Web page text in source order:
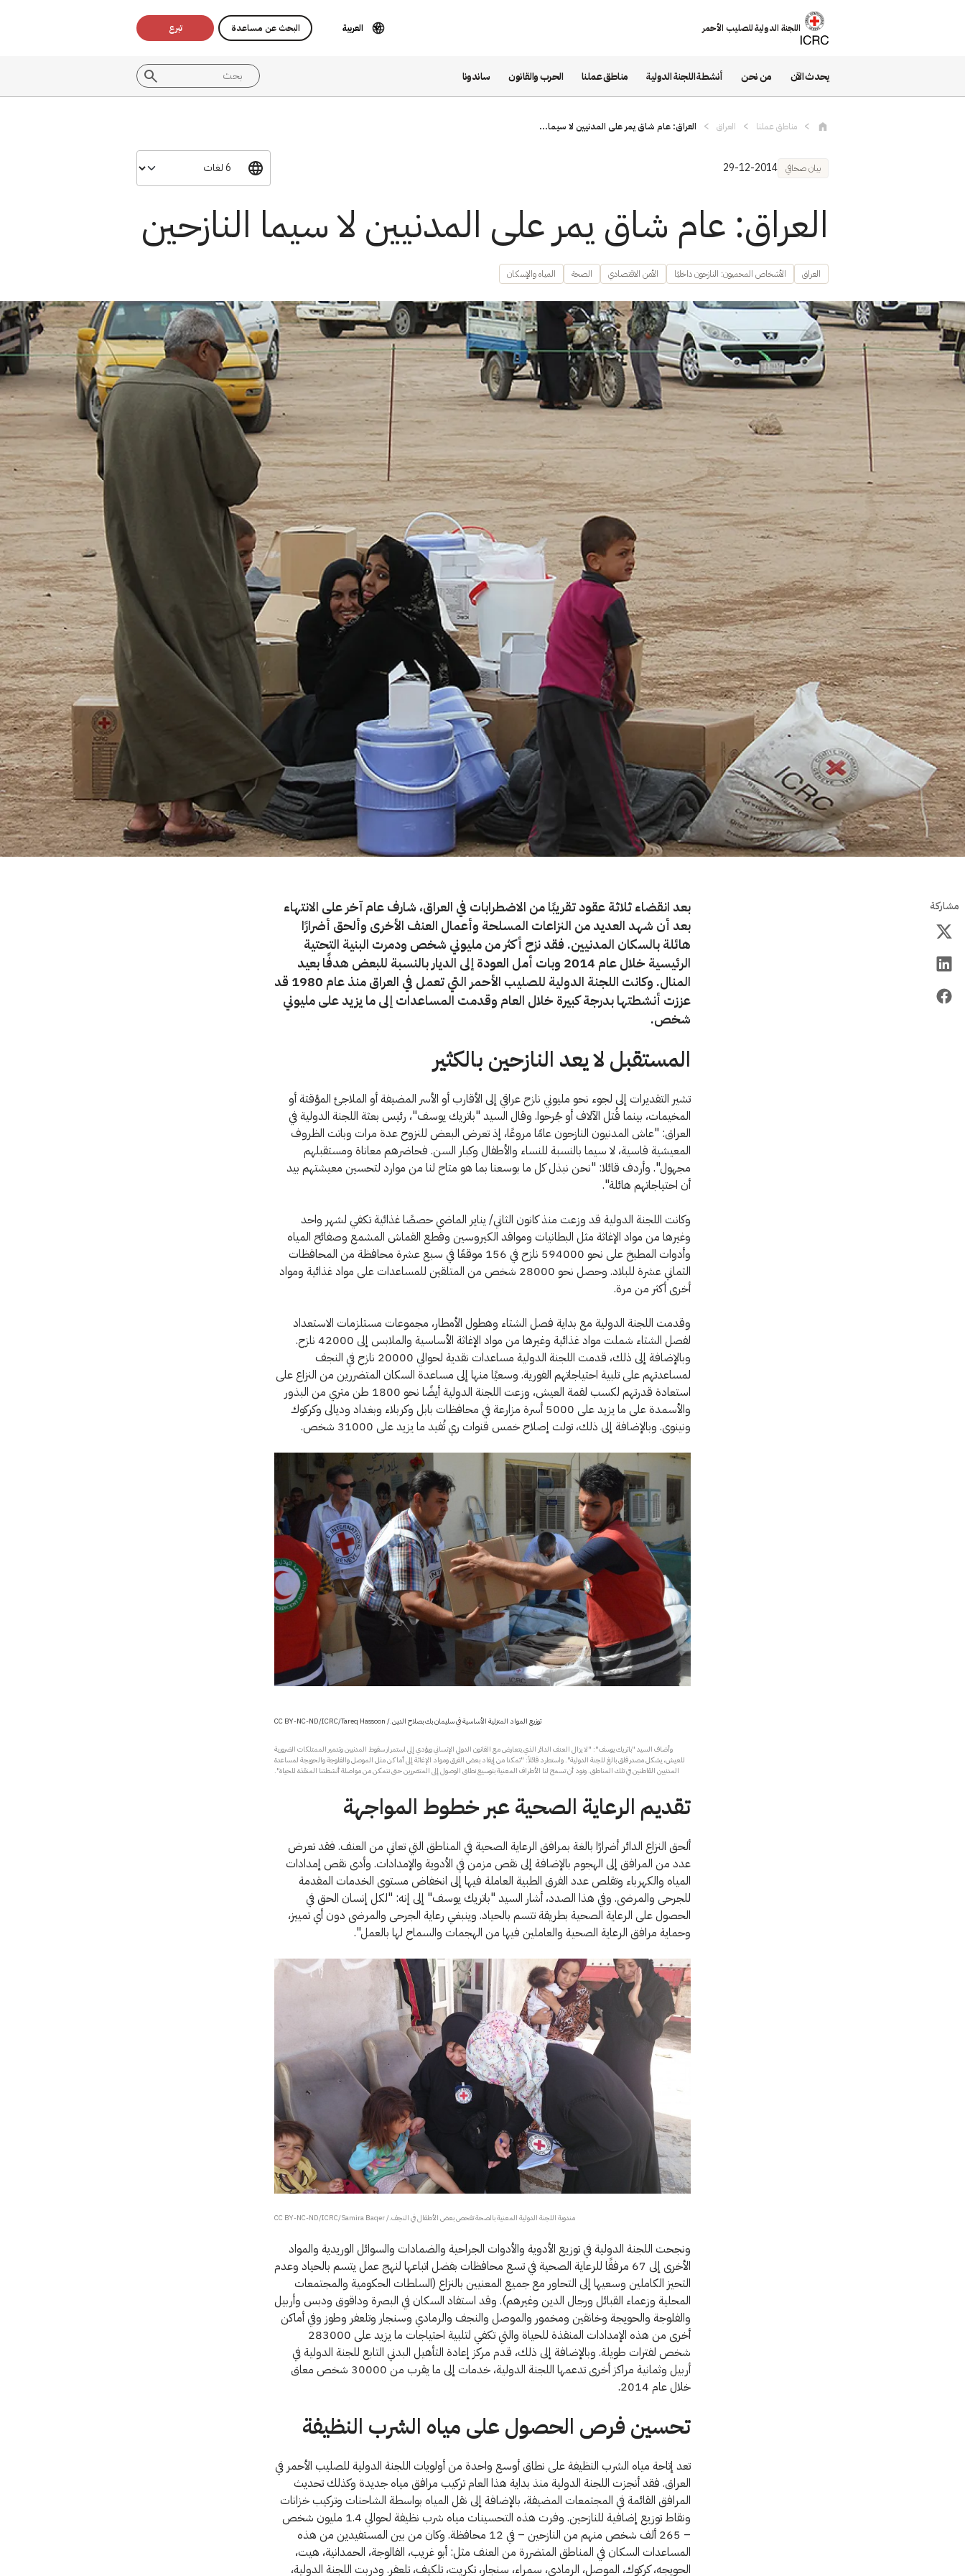
اللجنة الدولية للصليب الأحمر العربية البحث عن مساعدة تبرع
يحدث الآن من نحن أنشطة اللجنة الدولية مناطق عملنا الحرب والقانون ساندونا
مناطق عملنا العراق العراق: عام شاق يمر على المدنيين لا سيما...
بيان صحافي 29-12-2014
العراق: عام شاق يمر على المدنيين لا سيما النازحين
العراق الأشخاص المحميون: النازحون داخليًا الأمن الاقتصادي الصحة المياه والإسكان
مشاركة
بعد انقضاء ثلاثة عقود تقريبًا من الاضطرابات في العراق، شارف عام آخر على الانتهاء
بعد أن شهد العديد من النزاعات المسلحة وأعمال العنف الأخرى وألحق أضرارًا
هائلة بالسكان المدنيين. فقد نزح أكثر من مليوني شخص ودمرت البنية التحتية
الرئيسية خلال عام 2014 وبات أمل العودة إلى الديار بالنسبة للبعض هدفًا بعيد
المنال. وكانت اللجنة الدولية للصليب الأحمر التي تعمل في العراق منذ عام 1980 قد
عززت أنشطتها بدرجة كبيرة خلال العام وقدمت المساعدات إلى ما يزيد على مليوني
شخص.
المستقبل لا يعد النازحين بالكثير
تشير التقديرات إلى لجوء نحو مليوني نازح عراقي إلى الأقارب أو الأسر المضيفة أو الملاجئ المؤقتة أو
المخيمات، بينما قُتل الآلاف أو جُرحوا. وقال السيد "باتريك يوسف"، رئيس بعثة اللجنة الدولية في
العراق: "عاش المدنيون النازحون عامًا مروعًا، إذ تعرض البعض للنزوح عدة مرات وباتت الظروف
المعيشية قاسية، لا سيما بالنسبة للنساء والأطفال وكبار السن. فحاضرهم معاناة ومستقبلهم
مجهول". وأردف قائلا: "نحن نبذل كل ما بوسعنا بما هو متاح لنا من موارد لتحسين معيشتهم بيد
أن احتياجاتهم هائلة".
وكانت اللجنة الدولية قد وزعت منذ كانون الثاني/ يناير الماضي حصصًا غذائية تكفي لشهر واحد
وغيرها من مواد الإغاثة مثل البطانيات ومواقد الكيروسين وقطع القماش المشمع وصفائح المياه
وأدوات المطبخ على نحو 594000 نازح في 156 موقعًا في سبع عشرة محافظة من المحافظات
الثماني عشرة للبلاد. وحصل نحو 28000 شخص من المتلقين للمساعدات على مواد غذائية ومواد
أخرى أكثر من مرة.
وقدمت اللجنة الدولية مع بداية فصل الشتاء وهطول الأمطار، مجموعات مستلزمات الاستعداد
لفصل الشتاء شملت مواد غذائية وغيرها من مواد الإغاثة الأساسية والملابس إلى 42000 نازح.
وبالإضافة إلى ذلك، قدمت اللجنة الدولية مساعدات نقدية لحوالي 20000 نازح في النجف
لمساعدتهم على تلبية احتياجاتهم الفورية. وسعيًا منها إلى مساعدة السكان المتضررين من النزاع على
استعادة قدرتهم لكسب لقمة العيش، وزعت اللجنة الدولية أيضًا نحو 1800 طن متري من البذور
والأسمدة على ما يزيد على 5000 أسرة مزارعة في محافظات بابل وكربلاء وبغداد وديالى وكركوك
ونينوى. وبالإضافة إلى ذلك، تولت إصلاح خمس قنوات ري تُفيد ما يزيد على 31000 شخص.
توزيع المواد المنزلية الأساسية في سليمان بك بصلاح الدين./ CC BY-NC-ND/ICRC/Tareq Hassoon
وأضاف السيد "باتريك يوسف": "لا يزال العنف الدائر الذي يتعارض مع القانون الدولي الإنساني ويؤدي إلى استمرار سقوط المدنيين وتدمير الممتلكات الضرورية
للعيش، يشكل مصدر قلق بالغ للجنة الدولية". واستطرد قائلاً: "تمكنا من إيفاد بعض الفرق ومواد الإغاثة إلى أماكن مثل الموصل والفلوجة والحويجة لمساعدة
المدنيين القاطنين في تلك المناطق. ونود أن تسمح لنا الأطراف المعنية بتوسيع نطاق الوصول إلى المتضررين حتى نتمكن من مواصلة أنشطتنا المنقذة للحياة".
تقديم الرعاية الصحية عبر خطوط المواجهة
ألحق النزاع الدائر أضرارًا بالغة بمرافق الرعاية الصحية في المناطق التي تعاني من العنف. فقد تعرض
عدد من المرافق إلى الهجوم بالإضافة إلى نقص مزمن في الأدوية والإمدادات. وأدى نقص إمدادات
المياه والكهرباء وتقلص عدد الفرق الطبية العاملة فيها إلى انخفاض مستوى الخدمات المقدمة
للجرحى والمرضى. وفي هذا الصدد، أشار السيد "باتريك يوسف" إلى إنه: "لكل إنسان الحق في
الحصول على الرعاية الصحية بطريقة تتسم بالحياد. وينبغي رعاية الجرحى والمرضى دون أي تمييز،
وحماية مرافق الرعاية الصحية والعاملين فيها من الهجمات والسماح لها بالعمل".
مندوبة اللجنة الدولية المعنية بالصحة تفحص بعض الأطفال في النجف./ CC BY-NC-ND/ICRC/Samira Baqer
ونجحت اللجنة الدولية في توزيع الأدوية والأدوات الجراحية والضمادات والسوائل الوريدية والمواد
الأخرى إلى 67 مرفقًا للرعاية الصحية في تسع محافظات بفضل اتباعها لنهج عمل يتسم بالحياد وعدم
التحيز الكاملين وسعيها إلى التحاور مع جميع المعنيين بالنزاع (السلطات الحكومية والمجتمعات
المحلية وزعماء القبائل ورجال الدين وغيرهم). وقد استفاد السكان في البصرة وداقوق ودبس وأربيل
والفلوجة والحويجة وخانقين ومخمور والموصل والنجف والرمادي وسنجار وتلعفر وطوز وفي أماكن
أخرى من هذه الإمدادات المنقذة للحياة والتي تكفي لتلبية احتياجات ما يزيد على 283000
شخص لفترات طويلة. وبالإضافة إلى ذلك، قدم مركز إعادة التأهيل البدني التابع للجنة الدولية في
أربيل وثمانية مراكز أخرى تدعمها اللجنة الدولية، خدمات إلى ما يقرب من 30000 شخص معاق
خلال عام 2014.
تحسين فرص الحصول على مياه الشرب النظيفة
تعد إتاحة مياه الشرب النظيفة على نطاق أوسع واحدة من أولويات اللجنة الدولية للصليب الأحمر في
العراق. فقد أنجزت اللجنة الدولية منذ بداية هذا العام تركيب مرافق مياه جديدة وكذلك تحديث
المرافق القائمة في المجتمعات المضيفة، بالإضافة إلى نقل المياه بواسطة الشاحنات وتركيب خزانات
ونقاط توزيع إضافية للنازحين. وفرت هذه التحسينات مياه شرب نظيفة لحوالي 1.4 مليون شخص
– 265 ألف شخص منهم من النازحين – في 12 محافظة. وكان من بين المستفيدين من هذه
المساعدات السكان في المناطق المتضررة من العنف مثل: أبو غريب، الفالوجة، الحمدانية، هيت،
الحويجه، كركوك، الموصل، الرمادي، سمراء، سنجار، تكريت، تلكيف، تلعفر. ودربت اللجنة الدولية،